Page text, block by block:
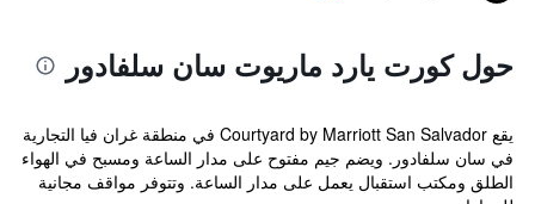
حول كورت يارد ماريوت سان سلفادور
يقع Courtyard by Marriott San Salvador في منطقة غران فيا التجارية
في سان سلفادور. ويضم جيم مفتوح على مدار الساعة ومسبح في الهواء
الطلق ومكتب استقبال يعمل على مدار الساعة. وتتوفر مواقف مجانية